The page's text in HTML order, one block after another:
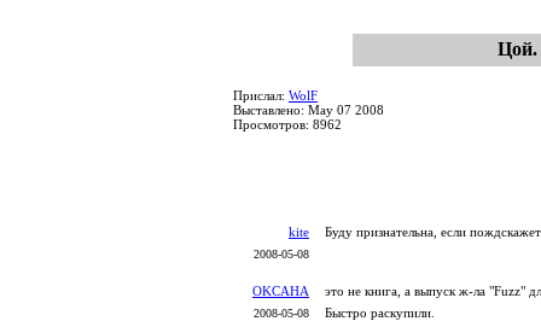
Цой.
Прислал: WolF
Выставлено: May 07 2008
Просмотров: 8962
kite
2008-05-08
Буду признательна, если
OKCAHA
2008-05-08
это не книга, а выпуск ж-ла "Fuzz"
Быстро раскупили.